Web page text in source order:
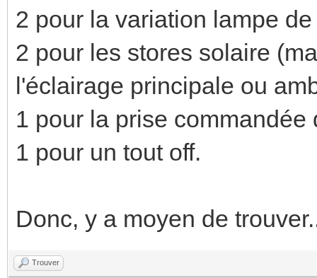
2 pour la variation lampe
2 pour les stores solaire
l'éclairage principale ou
1 pour la prise commandée
1 pour un tout off.
Donc, y a moyen de
Trouver